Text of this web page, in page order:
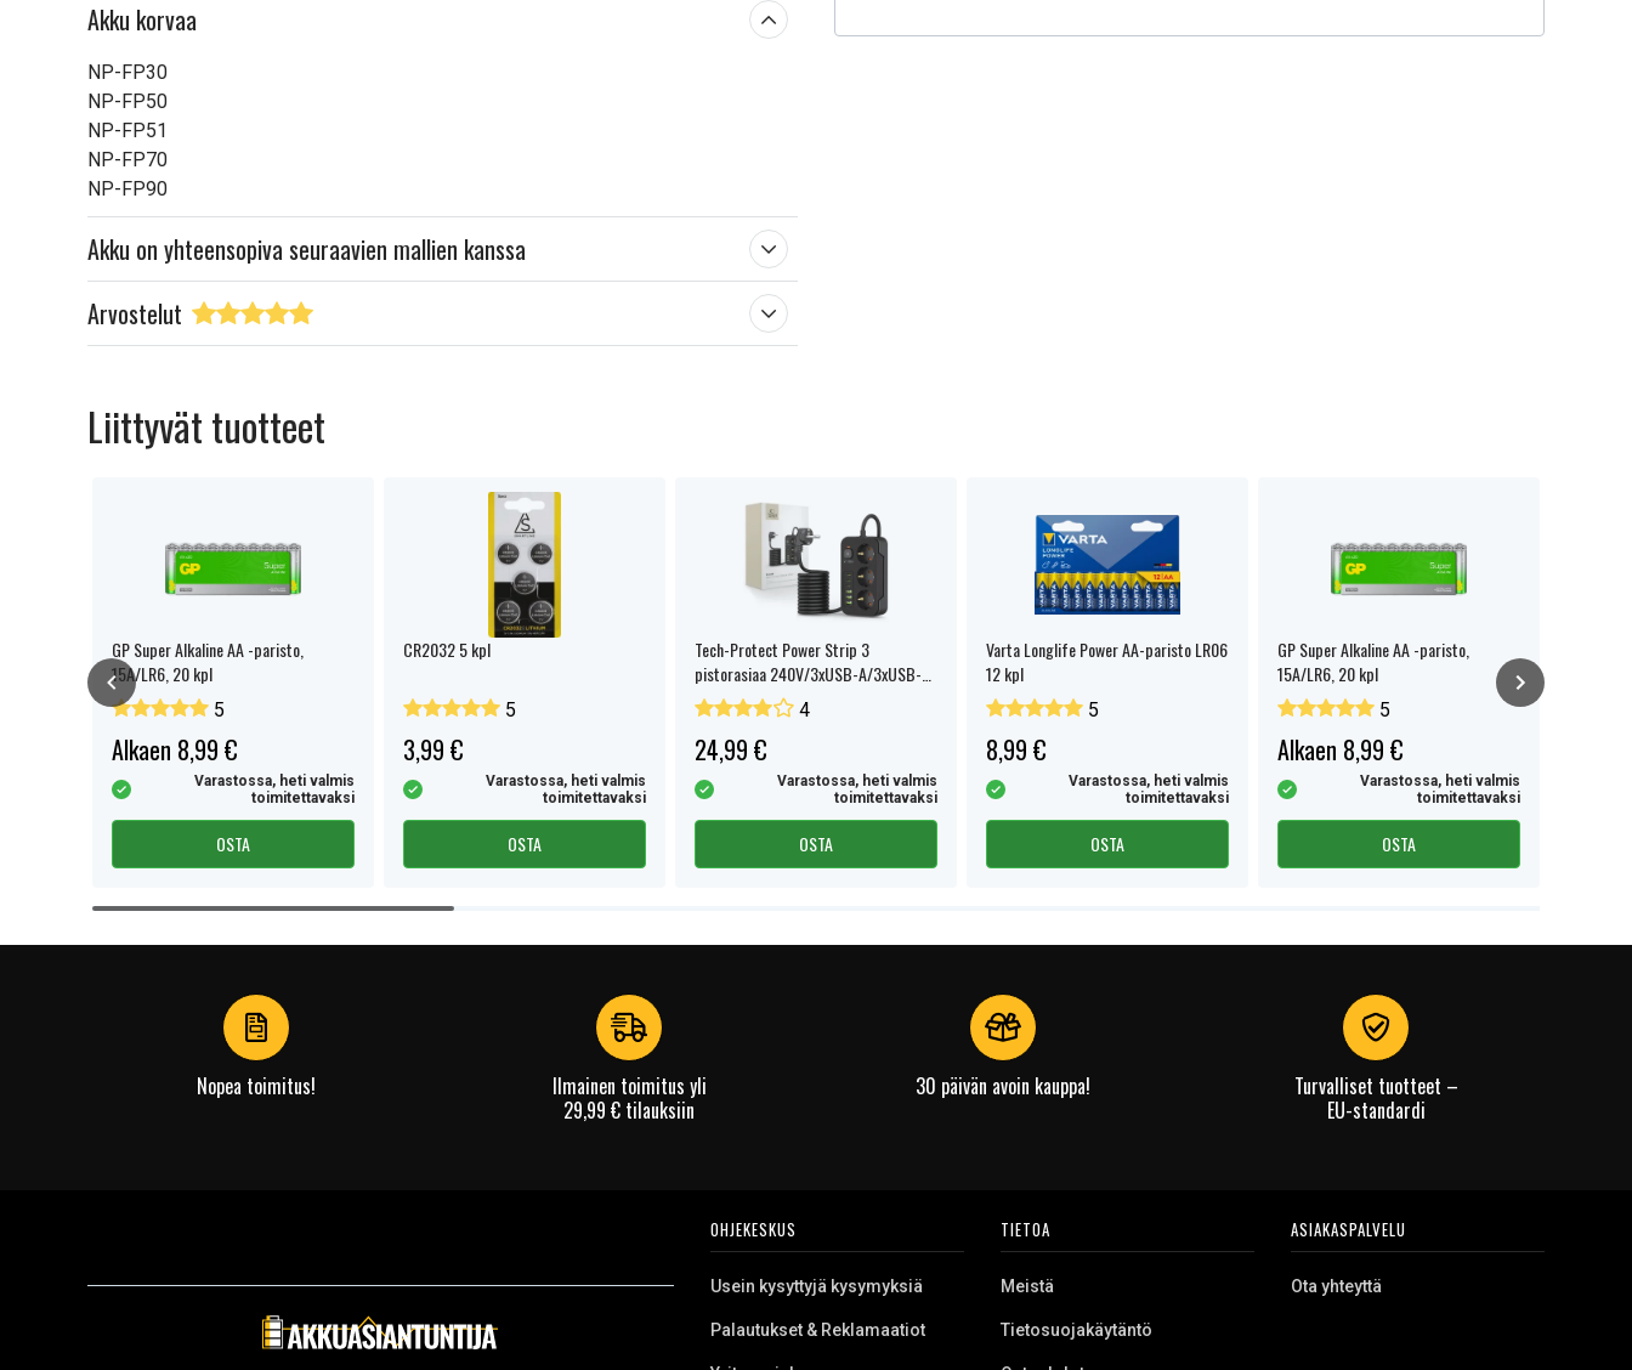
Akku korvaa
NP-FP30
NP-FP50
NP-FP51
NP-FP70
NP-FP90
Akku on yhteensopiva seuraavien mallien kanssa
Arvostelut
Liittyvät tuotteet
GP Super Alkaline AA -paristo,
15A/LR6, 20 kpl
5
Alkaen 8,99 €
Varastossa, heti valmis
toimitettavaksi
OSTA
CR2032 5 kpl
5
3,99 €
Varastossa, heti valmis
toimitettavaksi
OSTA
Tech-Protect Power Strip 3
pistorasiaa 240V/3xUSB-A/3xUSB-C,
200cm
4
24,99 €
Varastossa, heti valmis
toimitettavaksi
OSTA
Varta Longlife Power AA-paristo LR06
12 kpl
5
8,99 €
Varastossa, heti valmis
toimitettavaksi
OSTA
GP Super Alkaline AA -paristo,
15A/LR6, 20 kpl
5
Alkaen 8,99 €
Varastossa, heti valmis
toimitettavaksi
OSTA
Item
Nopea toimitus!
Ilmainen toimitus yli
29,99 € tilauksiin
30 päivän avoin kauppa!
Turvalliset tuotteet –
EU-standardi
OHJEKESKUS
Usein kysyttyjä kysymyksiä
Palautukset & Reklamaatiot
TIETOA
Meistä
Tietosuojakäytäntö
ASIAKASPALVELU
Ota yhteyttä